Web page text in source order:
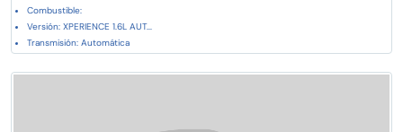
Combustible:
Versión: XPERIENCE 1.6L AUT...
Transmisión: Automática